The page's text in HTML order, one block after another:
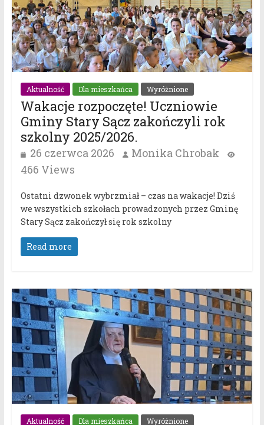
Aktualność Dla mieszkańca Wyróżnione
Wakacje rozpoczęte! Uczniowie
Gminy Stary Sącz zakończyli rok
szkolny 2025/2026.
26 czerwca 2026
Monika Chrobak
466 Views
Ostatni dzwonek wybrzmiał – czas na wakacje! Dziś
we wszystkich szkołach prowadzonych przez Gminę
Stary Sącz zakończył się rok szkolny
Read more
Aktualność Dla mieszkańca Wyróżnione